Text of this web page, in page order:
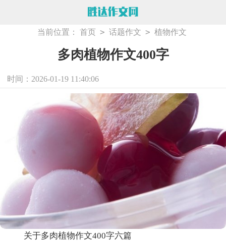
当前位置： 首页 > 话题作文 > 植物作文
多肉植物作文400字
时间：2026-01-19 11:40:06
关于多肉植物作文400字六篇